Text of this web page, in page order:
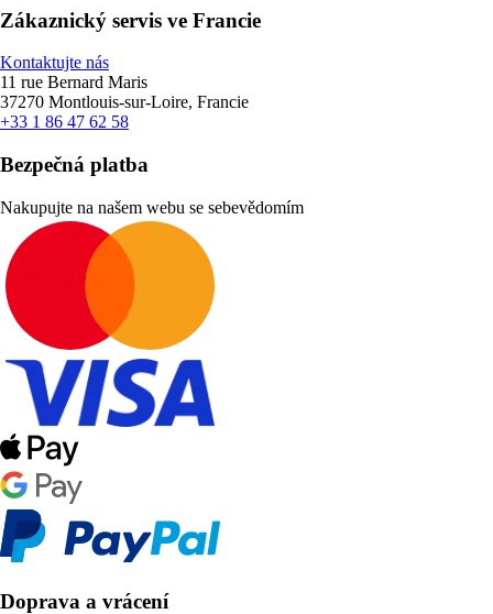
Zákaznický servis ve Francie
Kontaktujte nás
11 rue Bernard Maris
37270 Montlouis-sur-Loire, Francie
+33 1 86 47 62 58
Bezpečná platba
Nakupujte na našem webu se sebevědomím
Doprava a vrácení